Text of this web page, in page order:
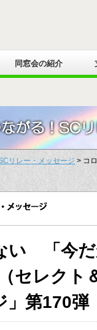
同窓会の紹介
リレー・メッセージ > コ
い 「今
セレクト
」第170弾